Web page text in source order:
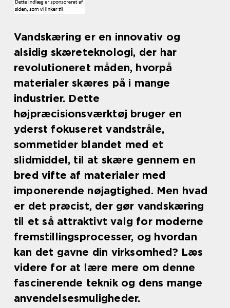
Vandskæring er en innovativ og
alsidig skæreteknologi, der har
revolutioneret måden, hvorpå
materialer skæres på i mange
industrier. Dette
højpræcisionsværktøj bruger en
yderst fokuseret vandstråle,
sommetider blandet med et
slidmiddel, til at skære gennem en
bred vifte af materialer med
imponerende nøjagtighed. Men hvad
er det præcist, der gør vandskæring
til et så attraktivt valg for moderne
fremstillingsprocesser, og hvordan
kan det gavne din virksomhed? Læs
videre for at lære mere om denne
fascinerende teknik og dens mange
anvendelsesmuligheder.